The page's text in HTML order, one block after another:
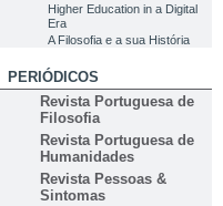
Higher Education in a Digital
Era
A Filosofia e a sua História
PERIÓDICOS
Revista Portuguesa de
Filosofia
Revista Portuguesa de
Humanidades
Revista Pessoas &
Sintomas